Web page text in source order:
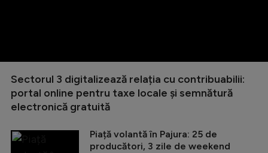
Sectorul 3 digitalizează relația cu contribuabilii:
portal online pentru taxe locale și semnătură
electronică gratuită
Piață volantă în Pajura: 25 de
producători, 3 zile de weekend